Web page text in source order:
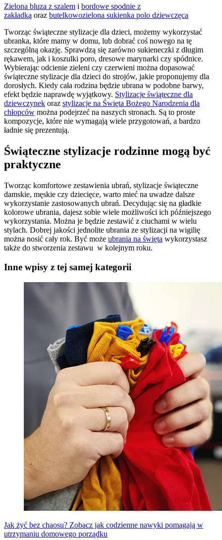
Zielona bluza z szalem i bordowe spodnie z
zakładką oraz butelkowozielona sukienka polo dziewczęca
Tworząc świąteczne stylizacje dla dzieci, możemy wykorzystać
ubranka, które mamy w domu, lub dobrać coś nowego na tę
szczególną okazję. Sprawdzą się zarówno sukieneczki z długim
rękawem, jak i koszulki poro, dresowe marynarki czy spódnice.
Wybierając odcienie zieleni czy czerwieni można dopasować
świąteczne stylizacje dla dzieci do strojów, jakie proponujemy dla
dorosłych. Kiedy cała rodzina będzie ubrana w podobne barwy,
efekt będzie naprawdę wyjątkowy. Stylizacje świąteczne dla
dziewczynek oraz stylizacje na Święta Bożego Narodzenia dla
chłopców można podejrzeć na naszych stronach. Są to proste
kompozycje, które nie wymagają wiele przygotowań, a bardzo
ładnie się prezentują.
Świąteczne stylizacje rodzinne mogą być
praktyczne
Tworząc komfortowe zestawienia ubrań, stylizacje świąteczne
damskie, męskie czy dziecięce, warto mieć na uwadze dalsze
wykorzystanie zastosowanych ubrań. Decydując się na gładkie
kolorowe ubrania, dajesz sobie wiele możliwości ich późniejszego
wykorzystania. Można je będzie zestawić z ciuchami w wielu
stylach. Dobrej jakości jednolite ubrania ze stylizacji na wigilię
można nosić cały rok. Być może ubrania na święta wykorzystasz
także do stworzenia zestawu w kolejnym roku.
Inne wpisy z tej samej kategorii
Jak żyć bez chaosu? Zobacz jak codzienne nawyki pomagają w
utrzymaniu domowego porządku